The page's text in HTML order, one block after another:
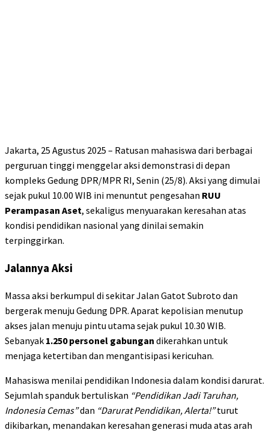
Jakarta, 25 Agustus 2025 – Ratusan mahasiswa dari berbagai
perguruan tinggi menggelar aksi demonstrasi di depan
kompleks Gedung DPR/MPR RI, Senin (25/8). Aksi yang dimulai
sejak pukul 10.00 WIB ini menuntut pengesahan RUU
Perampasan Aset, sekaligus menyuarakan keresahan atas
kondisi pendidikan nasional yang dinilai semakin
terpinggirkan.
Jalannya Aksi
Massa aksi berkumpul di sekitar Jalan Gatot Subroto dan
bergerak menuju Gedung DPR. Aparat kepolisian menutup
akses jalan menuju pintu utama sejak pukul 10.30 WIB.
Sebanyak 1.250 personel gabungan dikerahkan untuk
menjaga ketertiban dan mengantisipasi kericuhan.
Mahasiswa menilai pendidikan Indonesia dalam kondisi darurat.
Sejumlah spanduk bertuliskan “Pendidikan Jadi Taruhan,
Indonesia Cemas”dan “Darurat Pendidikan, Alerta!”turut
dikibarkan, menandakan keresahan generasi muda atas arah